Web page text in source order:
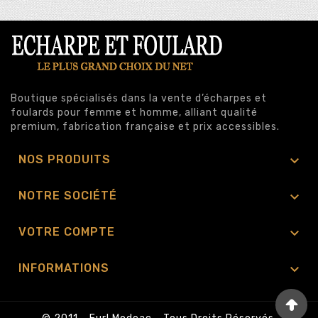
Boutique spécialisés dans la vente d’écharpes et
foulards pour femme et homme, alliant qualité
premium, fabrication française et prix accessibles.
NOS PRODUITS 
NOTRE SOCIÉTÉ 
VOTRE COMPTE 
INFORMATIONS 